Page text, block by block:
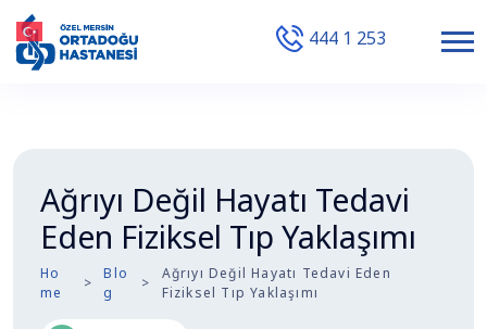
444 1 253
Ağrıyı Değil Hayatı Tedavi
Eden Fiziksel Tıp Yaklaşımı
Ho
me
Blo
g
Ağrıyı Değil Hayatı Tedavi Eden
Fiziksel Tıp Yaklaşımı